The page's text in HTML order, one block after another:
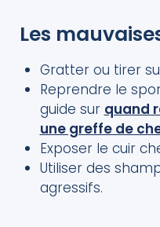
Les
Gratter ou tirer
Reprendre le
guide sur quand
une greffe de
Exposer le cuir
Utiliser des
agressifs.